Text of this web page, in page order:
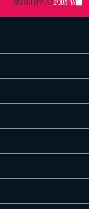
אני מסכיםלמדיניות הפרטיות